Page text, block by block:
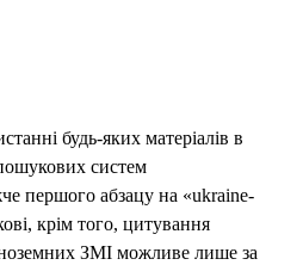
будь-яких матеріалів в
систем
першого абзацу на «ukraine-
крім того, цитування
ЗМІ можливе лише за